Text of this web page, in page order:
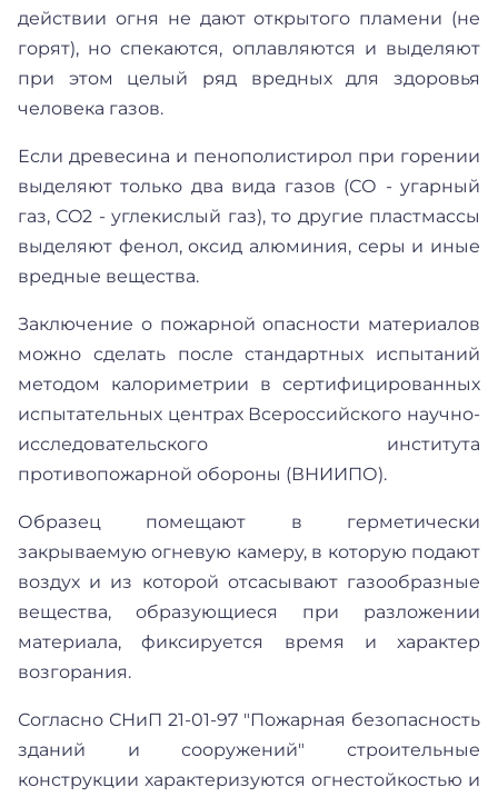
действии огня не дают открытого пламени (не
горят), но спекаются, оплавляются и выделяют
при этом целый ряд вредных для здоровья
человека газов.
Если древесина и пенополистирол при горении
выделяют только два вида газов (СО - угарный
газ, СO2 - углекислый газ), то другие пластмассы
выделяют фенол, оксид алюминия, серы и иные
вредные вещества.
Заключение о пожарной опасности материалов
можно сделать после стандартных испытаний
методом калориметрии в сертифицированных
испытательных центрах Всероссийского научно-
исследовательского института
противопожарной обороны (ВНИИПО).
Образец помещают в герметически
закрываемую огневую камеру, в которую подают
воздух и из которой отсасывают газообразные
вещества, образующиеся при разложении
материала, фиксируется время и характер
возгорания.
Согласно СНиП 21-01-97 "Пожарная безопасность
зданий и сооружений" строительные
конструкции характеризуются огнестойкостью и